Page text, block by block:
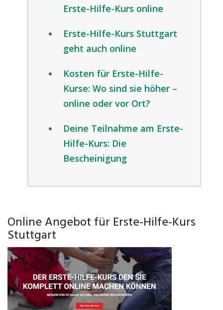
Erste-Hilfe-Kurs online
Erste-Hilfe-Kurs Stuttgart
geht auch online
Kosten für Erste-Hilfe-
Kurse: Wo sind sie höher –
online oder vor Ort?
Deine Teilnahme am Erste-
Hilfe-Kurs: Die
Bescheinigung
Online Angebot für Erste-Hilfe-Kurs
Stuttgart